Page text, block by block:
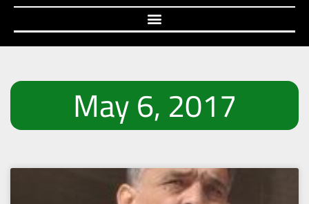
May 6, 2017